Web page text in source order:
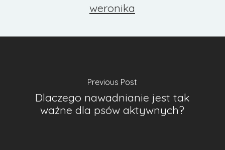
weronika
Previous Post
Dlaczego nawadnianie jest tak
ważne dla psów aktywnych?